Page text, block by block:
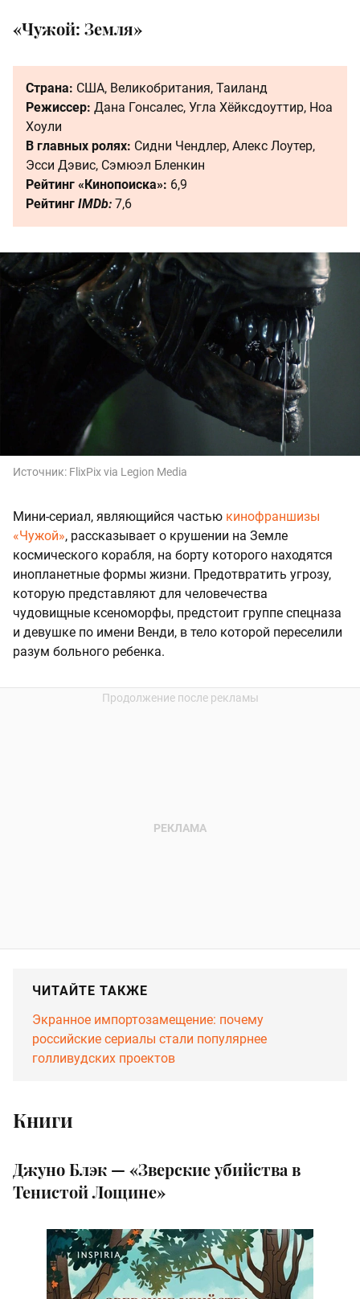
«Чужой: Земля»
Страна: США, Великобритания, Таиланд
Режиссер: Дана Гонсалес, Угла Хёйксдоуттир, Ноа
Хоули
В главных ролях: Сидни Чендлер, Алекс Лоутер,
Эсси Дэвис, Сэмюэл Бленкин
Рейтинг «Кинопоиска»: 6,9
Рейтинг IMDb: 7,6
Источник: FlixPix via Legion Media
Мини-сериал, являющийся частью кинофраншизы
«Чужой», рассказывает о крушении на Земле
космического корабля, на борту которого находятся
инопланетные формы жизни. Предотвратить угрозу,
которую представляют для человечества
чудовищные ксеноморфы, предстоит группе спецназа
и девушке по имени Венди, в тело которой переселили
разум больного ребенка.
ЧИТАЙТЕ ТАКЖЕ
Экранное импортозамещение: почему
российские сериалы стали популярнее
голливудских проектов
Книги
Джуно Блэк — «Зверские убийства в
Тенистой Лощине»